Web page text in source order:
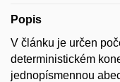
Popis
V článku je určen
deterministickém
jednopísmennou